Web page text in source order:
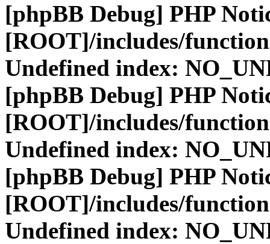
[phpBB Debug] PHP
[ROOT]/includes/
Undefined index:
[phpBB Debug] PHP
[ROOT]/includes/
Undefined index:
[phpBB Debug] PHP
[ROOT]/includes/
Undefined index: